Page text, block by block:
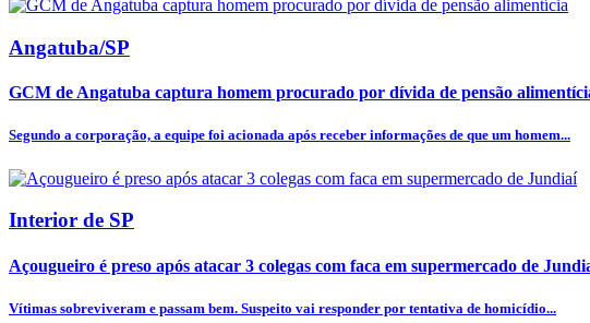
Angatuba/SP
GCM de Angatuba captura homem procurado por dívida de pensão
Segundo a corporação, a equipe foi acionada após receber informações de que um homem...
Interior de SP
Açougueiro é preso após atacar 3 colegas com faca em supermercado de
Vítimas sobreviveram e passam bem. Suspeito vai responder por tentativa de homicídio...